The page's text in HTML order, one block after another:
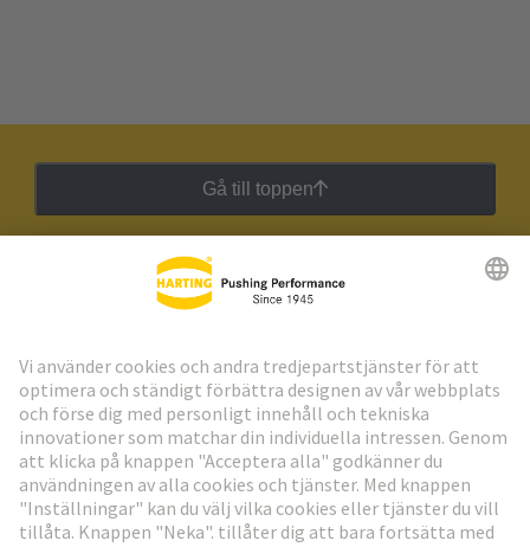
Gå till toppen
HARTING:s nyhetsbrev
Gå till registrering
Social Media